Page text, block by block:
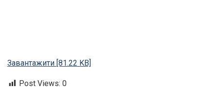
Завантажити [81.22 KB]
Post Views: 0